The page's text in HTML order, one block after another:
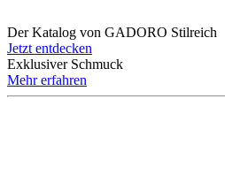
Der Katalog von GADORO Stilreich
Jetzt entdecken
Exklusiver Schmuck
Mehr erfahren